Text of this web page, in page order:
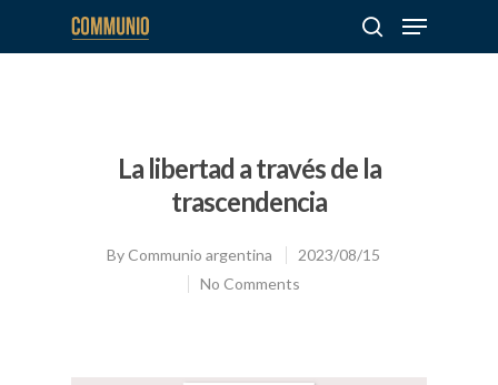
La libertad a través de la
trascendencia
ByCommunio argentina
2023/08/15
No Comments